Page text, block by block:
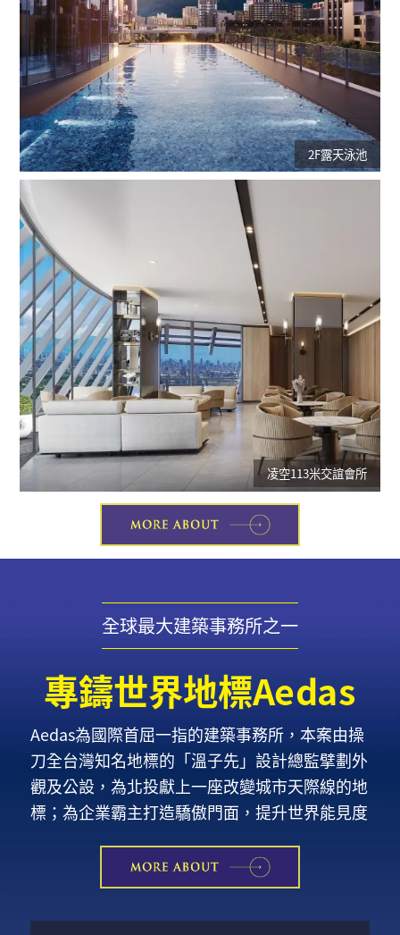
2F露天泳池
凌空113米交誼會所
全球最大建築事務所之一
專鑄世界地標Aedas
Aedas為國際首屈一指的建築事務所，本案由操
刀全台灣知名地標的「溫子先」設計總監擘劃外
觀及公設，為北投獻上一座改變城市天際線的地
標；為企業霸主打造驕傲門面，提升世界能見度